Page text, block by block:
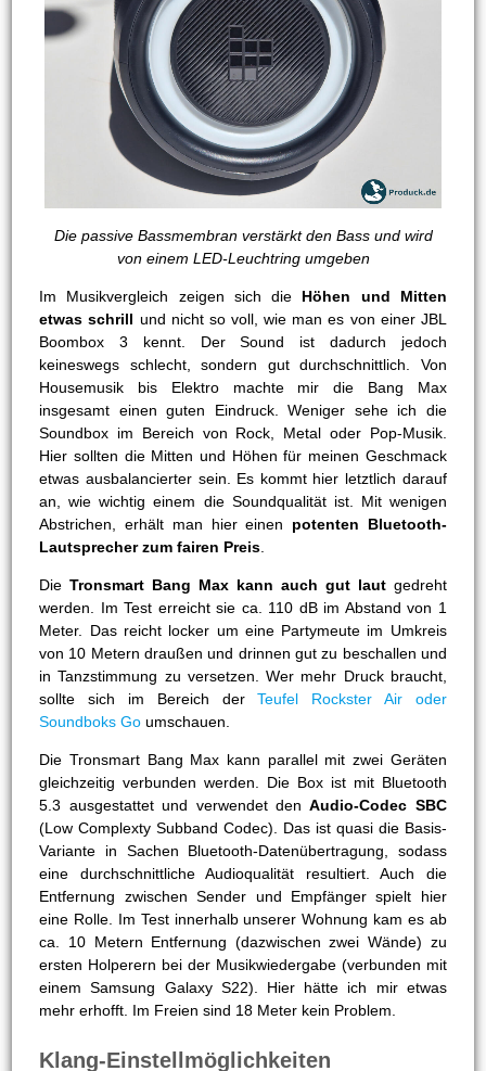
Die passive Bassmembran verstärkt den Bass und wird
von einem LED-Leuchtring umgeben
Im Musikvergleich zeigen sich die Höhen und Mitten
etwas schrill und nicht so voll, wie man es von einer JBL
Boombox 3 kennt. Der Sound ist dadurch jedoch
keineswegs schlecht, sondern gut durchschnittlich. Von
Housemusik bis Elektro machte mir die Bang Max
insgesamt einen guten Eindruck. Weniger sehe ich die
Soundbox im Bereich von Rock, Metal oder Pop-Musik.
Hier sollten die Mitten und Höhen für meinen Geschmack
etwas ausbalancierter sein. Es kommt hier letztlich darauf
an, wie wichtig einem die Soundqualität ist. Mit wenigen
Abstrichen, erhält man hier einen potenten Bluetooth-
Lautsprecher zum fairen Preis.
DieTronsmart Bang Max kann auch gut lautgedreht
werden. Im Test erreicht sie ca. 110 dB im Abstand von 1
Meter. Das reicht locker um eine Partymeute im Umkreis
von 10 Metern draußen und drinnen gut zu beschallen und
in Tanzstimmung zu versetzen. Wer mehr Druck braucht,
sollte sich im Bereich derTeufel Rockster Air oder
Soundboks Go umschauen.
Die Tronsmart Bang Max kann parallel mit zwei Geräten
gleichzeitig verbunden werden. Die Box ist mit Bluetooth
5.3 ausgestattet und verwendet denAudio-Codec SBC
(Low Complexty Subband Codec). Das ist quasi die Basis-
Variante in Sachen Bluetooth-Datenübertragung, sodass
eine durchschnittliche Audioqualität resultiert. Auch die
Entfernung zwischen Sender und Empfänger spielt hier
eine Rolle. Im Test innerhalb unserer Wohnung kam es ab
ca. 10 Metern Entfernung (dazwischen zwei Wände) zu
ersten Holperern bei der Musikwiedergabe (verbunden mit
einem Samsung Galaxy S22). Hier hätte ich mir etwas
mehr erhofft. Im Freien sind 18 Meter kein Problem.
Klang-Einstellmöglichkeiten